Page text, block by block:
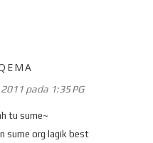
pada 1:35 PG
tu sume~
sume org lagik best